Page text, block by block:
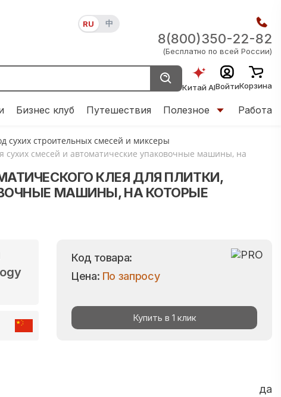
RU 中
8(800)350-22-82
(Бесплатно по всей России)
Китай AIВойтиКорзина
Бизнес клуб Путешествия Полезное Работа
сухих строительных смесей и миксеры
сухих смесей и автоматические упаковочные машины, на
КЛЕЯ ДЛЯ ПЛИТКИ,
МАШИНЫ, НА КОТОРЫЕ
Код товара:
Цена: По запросу
Купить в 1 клик
да